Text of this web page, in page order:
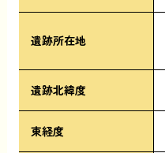
遺跡所在地
遺跡北緯度
東経度